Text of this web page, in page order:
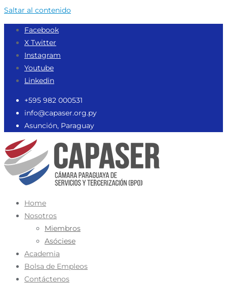
Saltar al contenido
Facebook
X Twitter
Instagram
Youtube
Linkedin
‪+595 982 000531‬
info@capaser.org.py
Asunción, Paraguay
Home
Nosotros
Miembros
Asóciese
Academia
Bolsa de Empleos
Contáctenos